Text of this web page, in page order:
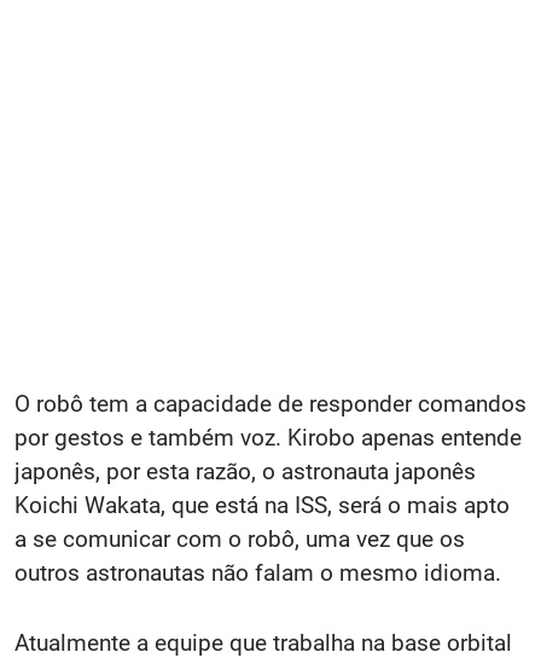
O robô tem a capacidade de responder comandos
por gestos e também voz. Kirobo apenas entende
japonês, por esta razão, o astronauta japonês
Koichi Wakata, que está na ISS, será o mais apto
a se comunicar com o robô, uma vez que os
outros astronautas não falam o mesmo idioma.
Atualmente a equipe que trabalha na base orbital